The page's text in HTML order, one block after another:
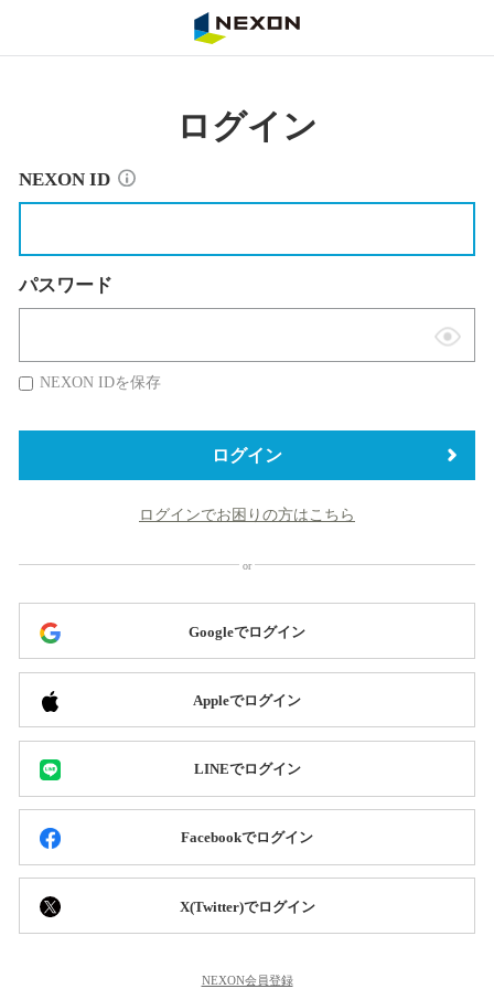
ログイン
NEXON ID
パスワード
表
替
NEXON IDを保存
ログイン
ログインでお困りの方はこちら
Googleでログイン
Appleでログイン
LINEでログイン
Facebookでログイン
X(Twitter)でログイン
NEXON会員登録